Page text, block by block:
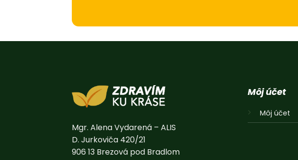
Mgr. Alena Vydarená – ALIS
D. Jurkoviča 420/21
906 13 Brezová pod Bradlom
Môj účet
Môj účet